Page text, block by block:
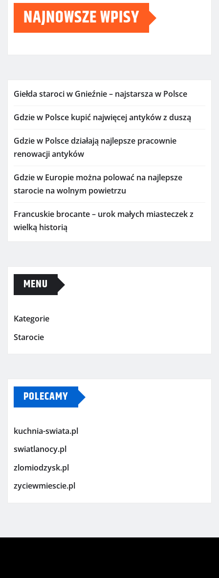
NAJNOWSZE WPISY
Giełda staroci w Gnieźnie – najstarsza w Polsce
Gdzie w Polsce kupić najwięcej antyków z duszą
Gdzie w Polsce działają najlepsze pracownie
renowacji antyków
Gdzie w Europie można polować na najlepsze
starocie na wolnym powietrzu
Francuskie brocante – urok małych miasteczek z
wielką historią
MENU
Kategorie
Starocie
POLECAMY
kuchnia-swiata.pl
swiatlanocy.pl
zlomiodzysk.pl
zyciewmiescie.pl